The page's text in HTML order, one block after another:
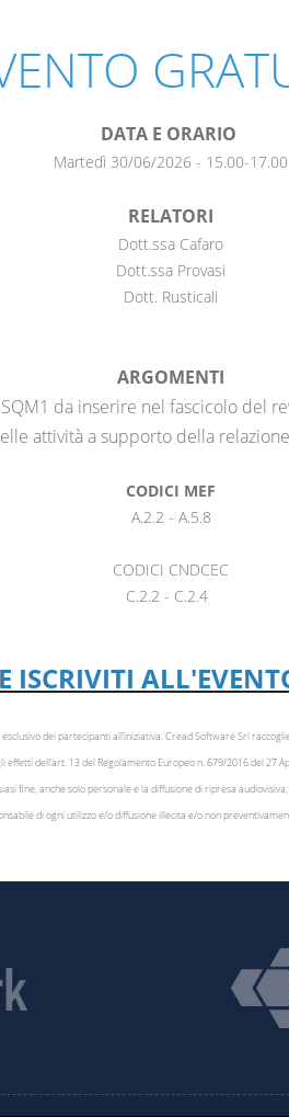
DATA E ORARIO
Martedì 30/06/2026 - 15.00-17.00
RELATORI
Dott.ssa Cafaro
Dott.ssa Provasi
Dott. Rusticali
ARGOMENTI
da inserire nel fascicolo del
attività a supporto della
CODICI MEF
A.2.2 - A.5.8
CODICI CNDCEC
C.2.2 - C.2.4
ISCRIVITI
dei partecipanti all’iniziativa. Cread Software Srl
effetti dell’art. 13 del Regolamento Europeo n. 679/2016 del 27
fine, anche solo personale e la diffusione di ripresa
di ogni utilizzo e/o diffusione illecita e/o non